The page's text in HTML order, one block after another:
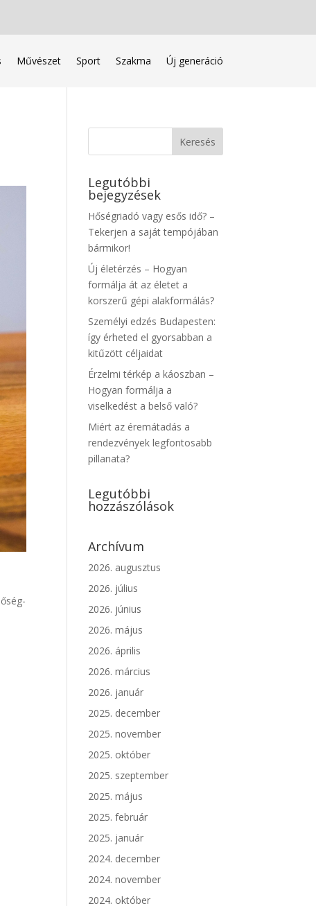
Művészet Sport Szakma Új generáció
Legutóbbi
bejegyzések
Hőségriadó vagy esős idő? –
Tekerjen a saját tempójában
bármikor!
Új életérzés – Hogyan
formálja át az életet a
korszerű gépi alakformálás?
Személyi edzés Budapesten:
így érheted el gyorsabban a
kitűzött céljaidat
Érzelmi térkép a káoszban –
Hogyan formálja a
viselkedést a belső való?
Miért az éremátadás a
rendezvények legfontosabb
pillanata?
Legutóbbi
hozzászólások
Archívum
2026. augusztus
2026. július
2026. június
2026. május
2026. április
2026. március
2026. január
2025. december
2025. november
2025. október
2025. szeptember
2025. május
2025. február
2025. január
2024. december
2024. november
2024. október